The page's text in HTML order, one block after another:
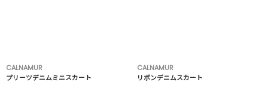
CALNAMUR
プリーツデニムミニスカート
CALNAMUR
リボンデニムスカート